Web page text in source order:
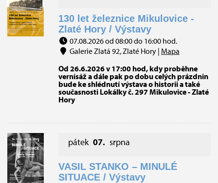
130 let železnice Mikulovice -
Zlaté Hory / Výstavy
07.08.2026 od 08:00 do 16:00 hod.
Galerie Zlatá 92, Zlaté Hory | Mapa
Od 26.6.2026 v 17:00 hod, kdy proběhne
vernisáž a dále pak po dobu celých prázdnin
bude ke shlédnutí výstava o historii a také
současnosti Lokálky č. 297 Mikulovice - Zlaté
Hory
pátek 07. srpna
VASIL STANKO – MINULÉ
SITUACE / Výstavy